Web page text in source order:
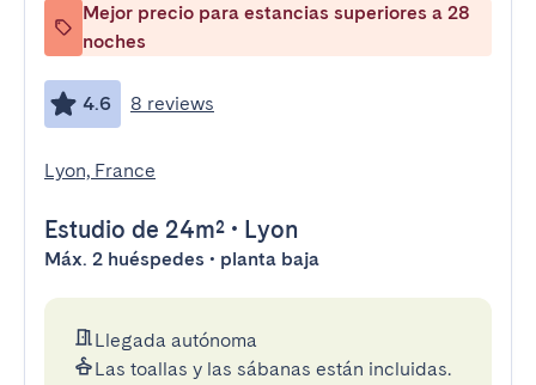
Mejor precio para estancias superiores a 28
noches
4.6 8 reviews
Lyon, France
Estudio de 24m² • Lyon
Máx. 2 huéspedes • planta baja
Llegada autónoma
Las toallas y las sábanas están incluidas.